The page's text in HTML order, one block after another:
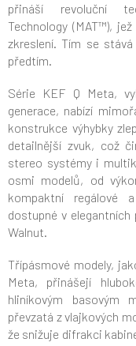
přináší revoluční
Technology (MAT™),
zkreslení. Tím se
předtím.
Série KEF Q Meta,
generace, nabízí
konstrukce výhybky
detailnější zvuk, což
stereo systémy i
osmi modelů, od
kompaktní regálové
dostupné v
Walnut.
Třípásmové modely,
Meta, přinášejí
hliníkovým basovým
převzatá z vlajkových
že snižuje difrakci